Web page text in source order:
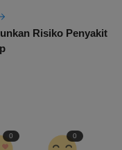
Risiko Penyakit
0 0